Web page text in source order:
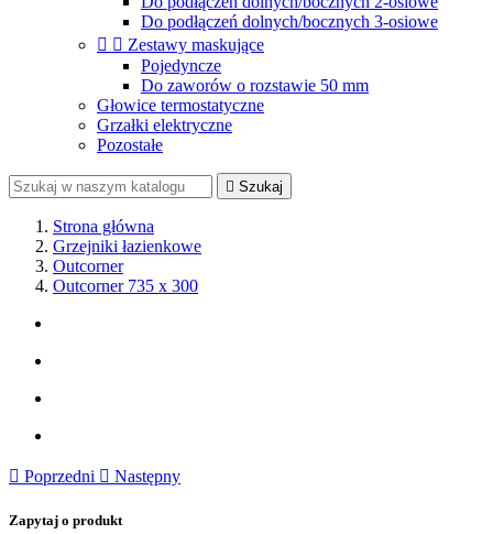
Do podłączeń dolnych/bocznych 3-osiowe
  Zestawy maskujące
Pojedyncze
Do zaworów o rozstawie 50 mm
Głowice termostatyczne
Grzałki elektryczne
Pozostałe
 Szukaj
Strona główna
Grzejniki łazienkowe
Outcorner
Outcorner 735 x 300
 Poprzedni  Następny
Zapytaj o produkt